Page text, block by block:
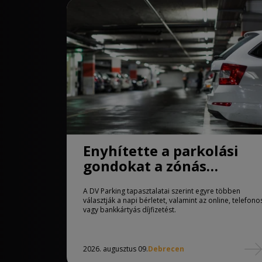
Enyhítette a parkolási
gondokat a zónás
rendszer Debrecenben
A DV Parking tapasztalatai szerint egyre többen
választják a napi bérletet, valamint az online,
vagy bankkártyás díjfizetést.
2026. augusztus 09.Debrecen